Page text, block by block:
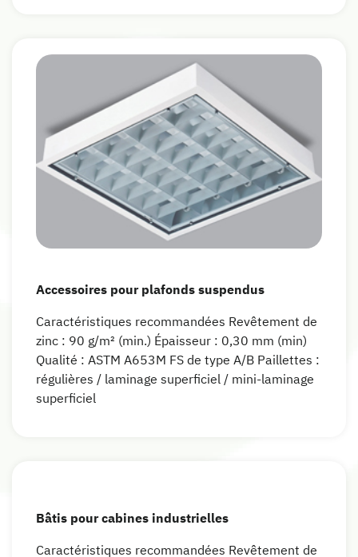
Accessoires pour plafonds suspendus
Caractéristiques recommandées Revêtement de
zinc : 90 g/m² (min.) Épaisseur : 0,30 mm (min)
Qualité : ASTM A653M FS de type A/B Paillettes :
régulières / laminage superficiel / mini-laminage
superficiel
Bâtis pour cabines industrielles
Caractéristiques recommandées Revêtement de